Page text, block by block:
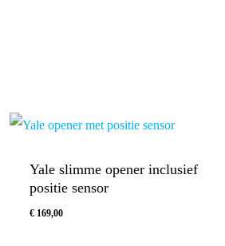
Yale slimme opener inclusief
positie sensor
€ 169,00